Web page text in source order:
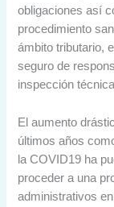
obligaciones así
procedimiento
ámbito tributario,
seguro de
inspección
El aumento
últimos años
la COVID19 ha
proceder a una
administrativos